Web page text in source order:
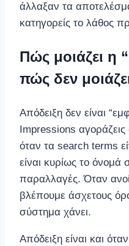
άλλαξαν τα
κατηγορείς το λάθος
Πώς μοιάζει η
πώς δεν
Απόδειξη δεν είναι
Impressions αγοράζεις
όταν τα search terms
είναι κυρίως το όνομά
παραλλαγές. Όταν
βλέπουμε άσχετους
σύστημα χάνει.
Απόδειξη είναι και